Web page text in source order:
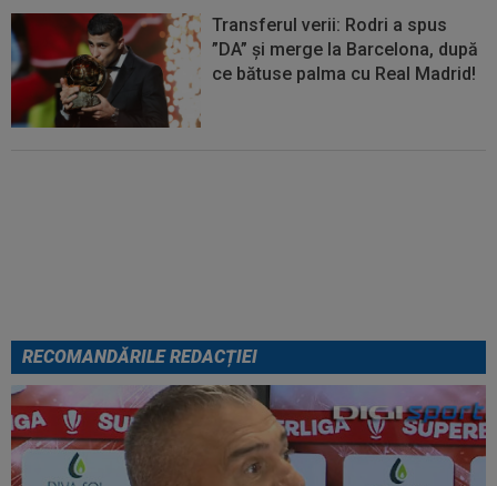
Transferul verii: Rodri a spus
”DA” și merge la Barcelona, după
ce bătuse palma cu Real Madrid!
RECOMANDĂRILE REDACȚIEI